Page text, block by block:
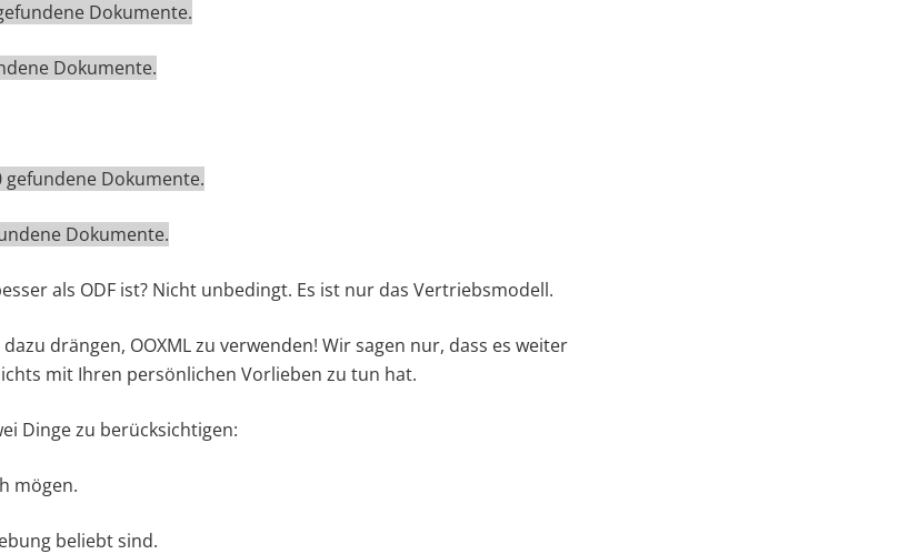
Dokumente.
Dokumente.
gefundene Dokumente.
Dokumente.
als ODF ist? Nicht unbedingt. Es ist nur das Vertriebsmodell.
drängen, OOXML zu verwenden! Wir sagen nur, dass es weiter
mit Ihren persönlichen Vorlieben zu tun hat.
Dinge zu berücksichtigen:
mögen.
beliebt sind.